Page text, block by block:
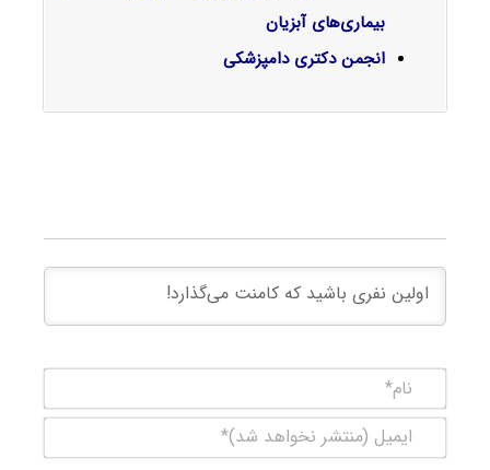
بیماری‌های آبزیان
انجمن دکتری دامپزشکی
(منتشر